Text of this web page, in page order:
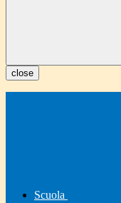
close
Scuola